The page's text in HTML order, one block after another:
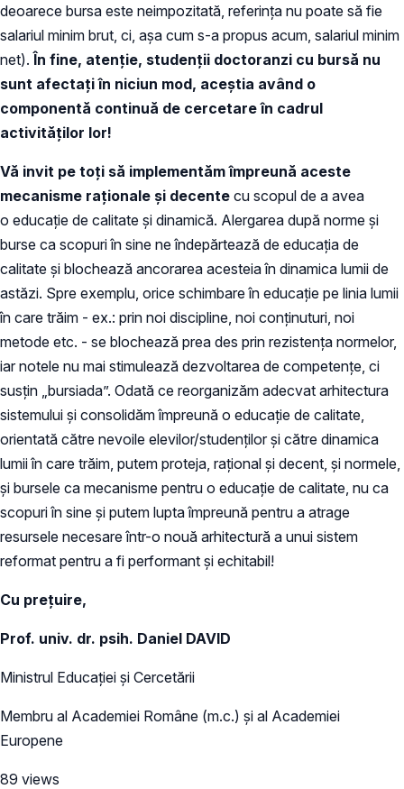
deoarece bursa este neimpozitată, referința nu poate să fie
salariul minim brut, ci, așa cum s-a propus acum, salariul minim
net).În fine, atenție, studenții doctoranzi cu bursă nu
sunt afectați în niciun mod, aceștia având o
componentă continuă de cercetare în cadrul
activităților lor!
Vă invit pe toți să implementăm împreună aceste
mecanisme raționale și decente cu scopul de a avea
o educație de calitate și dinamică. Alergarea după norme și
burse ca scopuri în sine ne îndepărtează de educația de
calitate și blochează ancorarea acesteia în dinamica lumii de
astăzi. Spre exemplu, orice schimbare în educație pe linia lumii
în care trăim - ex.: prin noi discipline, noi conținuturi, noi
metode etc. - se blochează prea des prin rezistența normelor,
iar notele nu mai stimulează dezvoltarea de competențe, ci
susțin „bursiada”. Odată ce reorganizăm adecvat arhitectura
sistemului și consolidăm împreună o educație de calitate,
orientată către nevoile elevilor/studenților și către dinamica
lumii în care trăim, putem proteja, rațional și decent, și normele,
și bursele ca mecanisme pentru o educație de calitate, nu ca
scopuri în sine și putem lupta împreună pentru a atrage
resursele necesare într-o nouă arhitectură a unui sistem
reformat pentru a fi performant și echitabil!
Cu prețuire,
Prof. univ. dr. psih. Daniel DAVID
Ministrul Educației și Cercetării
Membru al Academiei Române (m.c.) și al Academiei
Europene
89 views